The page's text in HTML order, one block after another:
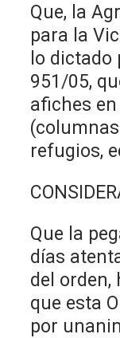
Que, la
para la
lo dictado
951/05,
afiches
refugios,
Que la
días
del orden,
que esta
por